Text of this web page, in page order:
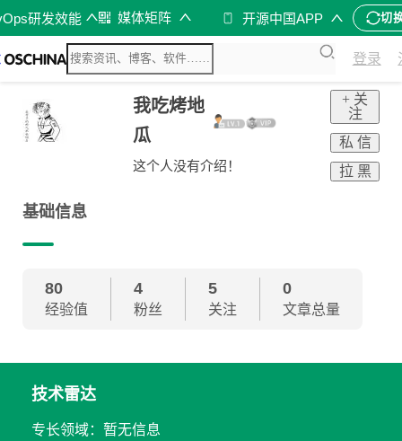
研发效能 媒体矩阵 开源中国APP 切
登录
我吃烤地
瓜
这个人没有介绍！
+ 关
注
私 信
拉 黑
基础信息
80
经验值
4
粉丝
5
关注
0
文章总量
技术雷达
专长领域：暂无信息